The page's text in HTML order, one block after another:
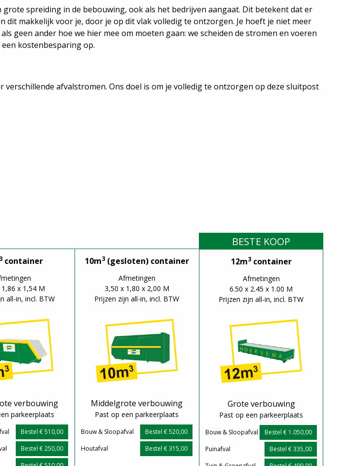
spreiding in de bebouwing, ook als het bedrijven aangaat. Dit betekent dat er
makkelijk voor je, door je op dit vlak volledig te ontzorgen. Je hoeft je niet meer
geen ander hoe we hier mee om moeten gaan: we scheiden de stromen en voeren
kostenbesparing op.
afvalstromen. Ons doel is om je volledig te ontzorgen op deze sluitpost
3container
x 1,54 M
all-in, incl. BTW
verbouwing
parkeerplaats
Bestel € 510,00
Bestel € 250,00
10m3(gesloten) container
Afmetingen
3,50 x 1,80 x 2,00 M
Prijzen zijn all-in, incl. BTW
Middelgrote verbouwing
Past op een parkeerplaats
Bouw & Sloopafval
Bestel € 520,00
Houtafval
Bestel € 315,00
BESTE KOOP
12m3container
Afmetingen
6.50 x 2.45 x 1.00 M
Prijzen zijn all-in, incl. BTW
Grote verbouwing
Past op een parkeerplaats
Bouw & Sloopafval
Bestel € 1.050,00
Puinafval
Bestel € 335,00